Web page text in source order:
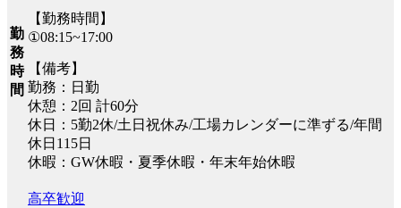
勤
務
時
間
【勤務時間】
①08:15~17:00
【備考】
勤務：日勤
休憩：2回 計60分
休日：5勤2休/土日祝休み/工場カレンダーに準ずる/年間
休日115日
休暇：GW休暇・夏季休暇・年末年始休暇
高卒歓迎